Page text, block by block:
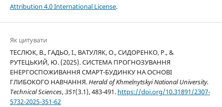
Attribution 4.0 International License.
Як цитувати
ТЕСЛЮК, В., ГАДЬО, І., ВАТУЛЯК, О., СИДОРЕНКО, Р., &
РУТЕЦЬКИЙ, Ю. (2025). СИСТЕМА ПРОГНОЗУВАННЯ
ЕНЕРГОСПОЖИВАННЯ СМАРТ-БУДИНКУ НА ОСНОВІ
ГЛИБОКОГО НАВЧАННЯ.Herald of Khmelnytskyi National University.
Technical Sciences,351(3.1), 483-491. https://doi.org/10.31891/2307-
5732-2025-351-62